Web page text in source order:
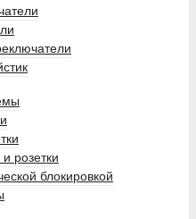
розетки
блокировкой